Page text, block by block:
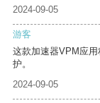
2024-09-05
游客
这款加速器VPM应
护。
2024-09-05